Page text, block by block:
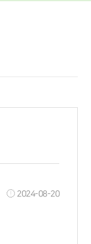
2024-08-20